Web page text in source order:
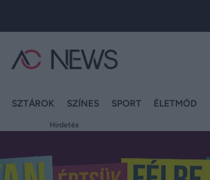
SZTÁROK SZÍNES SPORT ÉLETMÓD
Hirdetés